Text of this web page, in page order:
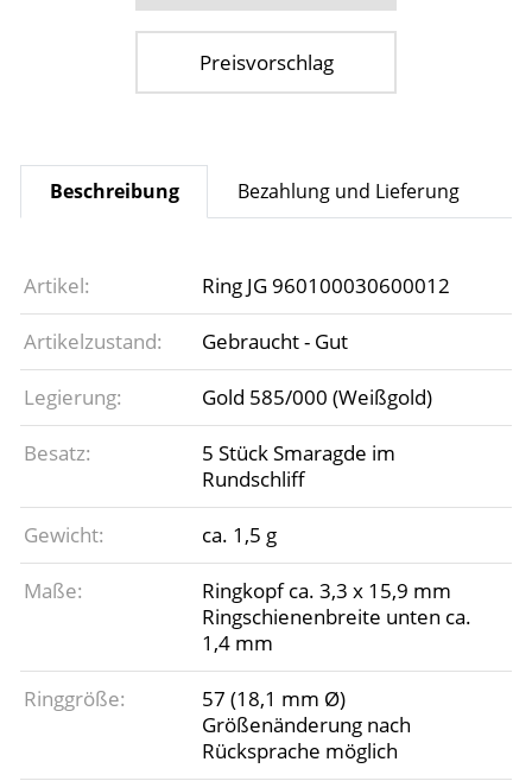
Preisvorschlag
Beschreibung Bezahlung und Lieferung
Artikel: Ring JG 960100030600012
Artikelzustand: Gebraucht - Gut
Legierung: Gold 585/000 (Weißgold)
Besatz:
5 Stück Smaragde im
Rundschliff
Gewicht: ca. 1,5 g
Maße:
Ringkopf ca. 3,3 x 15,9 mm
Ringschienenbreite unten ca.
1,4 mm
Ringgröße:
57 (18,1 mm Ø)
Größenänderung nach
Rücksprache möglich